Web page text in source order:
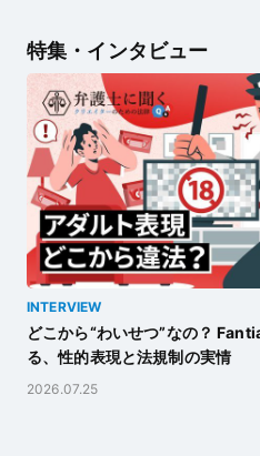
特集・インタビュー
INTERVIEW
どこから“わいせつ”なの？
る、性的表現と法規制の実情
2026.07.25